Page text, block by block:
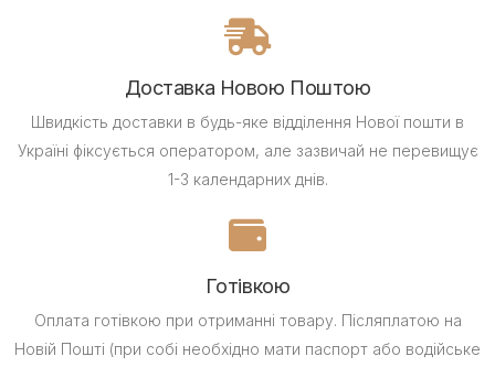
Доставка Новою Поштою
Швидкість доставки в будь-яке відділення Нової пошти в
Україні фіксується оператором, але зазвичай не перевищує
1-3 календарних днів.
Готівкою
Оплата готівкою при отриманні товару. Післяплатою на
Новій Пошті (при собі необхідно мати паспорт або водійське